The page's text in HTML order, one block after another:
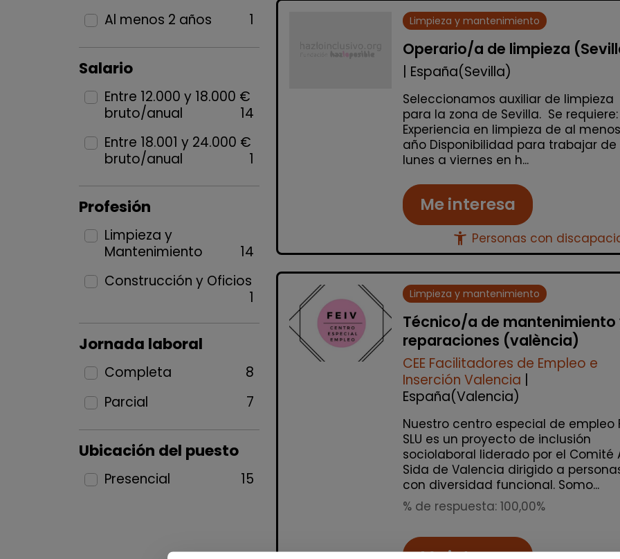
Al menos 2 años
1
Salario
Entre 12.000 y 18.000 €
bruto/anual
14
Entre 18.001 y 24.000 €
bruto/anual
1
Profesión
Limpieza y
Mantenimiento
14
Construcción y Oficios
1
Jornada laboral
Completa
8
Parcial
7
Ubicación del puesto
Presencial 15
Limpieza y mantenimiento
Operario/a de limpieza
| España(Sevilla)
Seleccionamos auxiliar de limpieza
para la zona de Sevilla. Se requiere:
Experiencia en limpieza de al
año Disponibilidad para trabajar de
lunes a viernes en h...
Me interesa
accessibility_new Personas con
Limpieza y mantenimiento
Técnico/a de mantenimiento
reparaciones (valència)
CEE Facilitadores de Empleo e
Inserción Valencia
España(Valencia)
Nuestro centro especial de empleo
SLU es un proyecto de inclusión
sociolaboral liderado por el Comité
Sida de Valencia dirigido a
con diversidad funcional. Somo...
% de respuesta: 100,00%